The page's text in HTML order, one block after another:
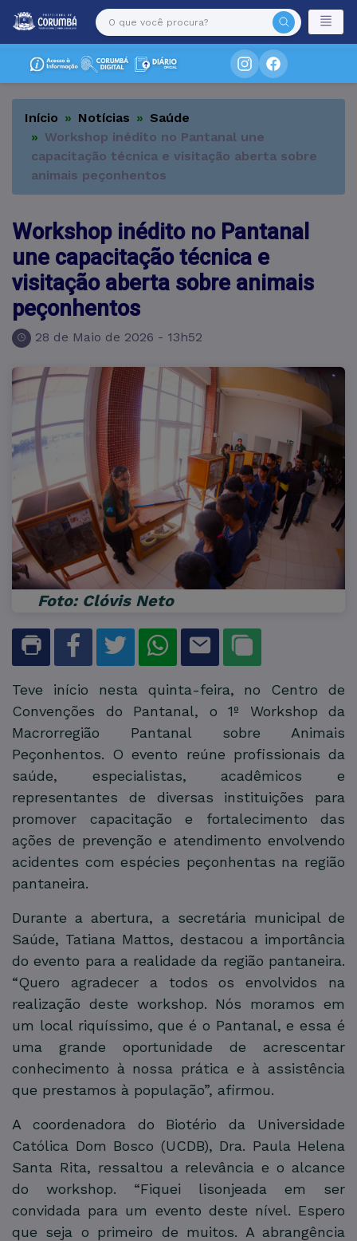
Início Notícias
Saúde
Workshop inédito no Pantanal une
capacitação técnica e visitação aberta sobre
animais peçonhentos
Workshop inédito no Pantanal
une capacitação técnica e
visitação aberta sobre animais
peçonhentos
28 de Maio de 2026 - 13h52
Foto: Clóvis Neto
Teve início nesta quinta-feira, no Centro de
Convenções do Pantanal, o 1º Workshop da
Macrorregião Pantanal sobre Animais
Peçonhentos. O evento reúne profissionais da
saúde, especialistas, acadêmicos e
representantes de diversas instituições para
promover capacitação e fortalecimento das
ações de prevenção e atendimento envolvendo
acidentes com espécies peçonhentas na região
pantaneira.
Durante a abertura, a secretária municipal de
Saúde, Tatiana Mattos, destacou a importância
do evento para a realidade da região pantaneira.
“Quero agradecer a todos os envolvidos na
realização deste workshop. Nós moramos em
um local riquíssimo, que é o Pantanal, e essa é
uma grande oportunidade de acrescentar
conhecimento à nossa prática e à assistência
que prestamos à população”, afirmou.
A coordenadora do Biotério da Universidade
Católica Dom Bosco (UCDB), Dra. Paula Helena
Santa Rita, ressaltou a relevância e o alcance
do workshop. “Fiquei lisonjeada em ser
convidada para um evento deste nível. Espero
que seja o primeiro de muitos. A abrangência